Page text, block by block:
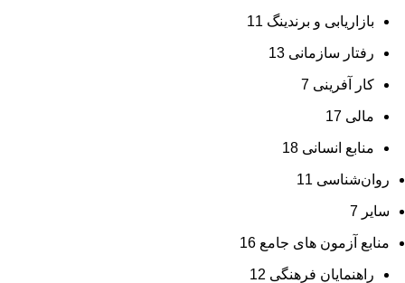
بازاریابی و برندینگ 11
رفتار سازمانی 13
کار آفرینی 7
مالی 17
منابع انسانی 18
روان‌شناسی 11
سایر 7
منابع آزمون های جامع 16
راهنمایان فرهنگی 12